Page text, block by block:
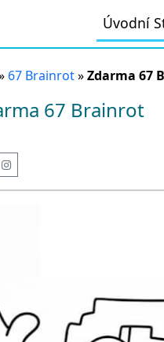
Úvodní
67 Brainrot»Zdarma 67
67 Brainrot